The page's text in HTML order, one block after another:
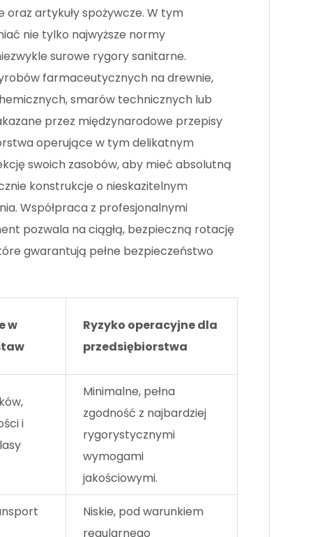
artykuły spożywcze. W tym
nie tylko najwyższe normy
surowe rygory sanitarne.
farmaceutycznych na drewnie,
smarów technicznych lub
przez międzynarodowe przepisy
operujące w tym delikatnym
swoich zasobów, aby mieć absolutną
konstrukcje o nieskazitelnym
Współpraca z profesjonalnymi
pozwala na ciągłą, bezpieczną rotację
gwarantują pełne bezpieczeństwo
w
Ryzyko operacyjne dla
przedsiębiorstwa
i
Minimalne, pełna
zgodność z najbardziej
rygorystycznymi
wymogami
jakościowymi.
Niskie, pod warunkiem
regularnego